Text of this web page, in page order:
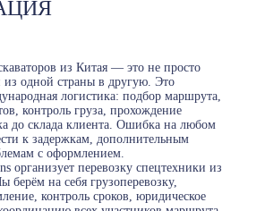
из Китая — это не просто
из одной страны в другую. Это
логистика: подбор маршрута,
контроль груза, прохождение
до склада клиента. Ошибка на любом
к задержкам, дополнительным
с оформлением.
организует перевозку спецтехники из
на себя грузоперевозку,
контроль сроков, юридическое